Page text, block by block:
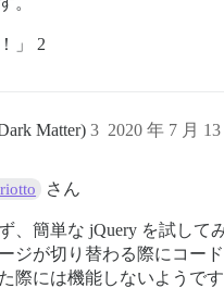
」 2
Matter) 2020 年 7 月
3
さん
、簡単な jQuery を試し
ジが切り替わる際にコー
際には機能しないようで